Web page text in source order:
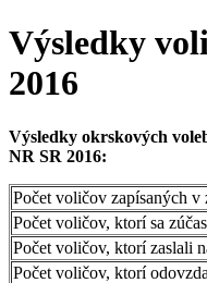
Výsledky
2016
Výsledky okrskových
NR SR 2016:
Počet voličov zapísaných v
Počet voličov, ktorí sa
Počet voličov, ktorí zaslali
Počet voličov, ktorí